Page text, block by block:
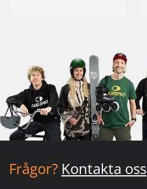
Frågor? Kontakta oss